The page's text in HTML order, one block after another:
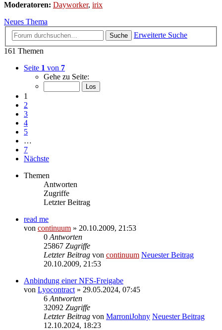
Moderatoren: Dayworker, irix
Neues Thema
Suche
Erweiterte Suche
161 Themen
Seite 1 von 7
Gehe zu Seite:
1
2
3
4
5
…
7
Nächste
Themen
Antworten
Zugriffe
Letzter Beitrag
read me
von continuum » 20.10.2009, 21:53
0 Antworten
25867 Zugriffe
Letzter Beitrag von continuum Neuester Beitrag
20.10.2009, 21:53
Anbindung einer NFS-Freigabe
von Lyocontract » 29.05.2024, 07:45
6 Antworten
32092 Zugriffe
Letzter Beitrag von MarroniJohny Neuester Beitrag
12.10.2024, 18:23